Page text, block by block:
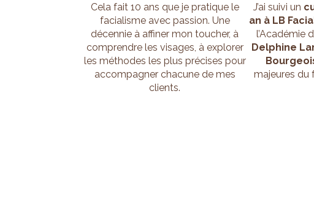
Cela fait 10 ans que je pratique le
facialisme avec passion. Une
décennie à affiner mon toucher, à
comprendre les visages, à explorer
les méthodes les plus précises pour
accompagner chacune de mes
clients.
J’ai suivi un
an à LB
l’Académie
Delphine
majeures du